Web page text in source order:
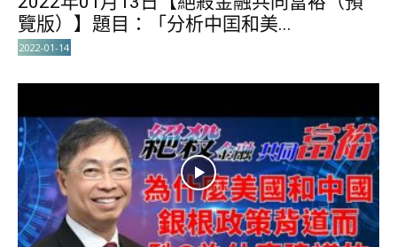
覽版）】題目：「分析中囯和美...
2022-01-14